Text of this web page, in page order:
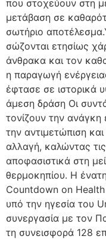
που στοχεύουν στη
μετάβαση σε
σωτήριο
σώζονται ετησίως
άνθρακα και τον
η παραγωγή
έφτασε σε ιστορικά
άμεση δράση Οι
τονίζουν την ανάγκη
την αντιμετώπιση
αλλαγή, καλώντας
αποφασιστικά στη
θερμοκηπίου. Η
Countdown on
υπό την ηγεσία του
συνεργασία με τον
τη συνεισφορά 128